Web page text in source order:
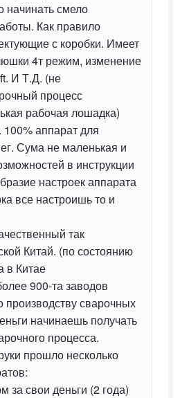
смело
Как правило
с коробки. Имеет
4т режим, изменение
И Т.Д. (не
процесс
рабочая лошадка)
аппарат для
Сума не маленькая и
в инструкции
настроек аппарата
все настроишь то и
так
Китай. (по состоянию
в Китае
900-та заводов
производству сварочных
начинаешь получать
процесса.
прошло несколько
за свои деньги (2 года)